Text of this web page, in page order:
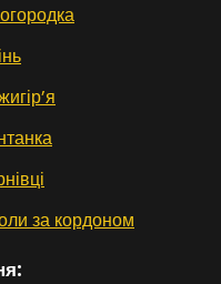
за кордоном